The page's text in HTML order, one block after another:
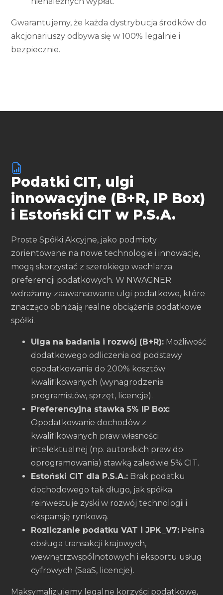
Gwarantujemy, że każda dystrybucja środków do
akcjonariuszy odbywa się w 100% legalnie i
bezpiecznie.
Podatki CIT, ulgi
innowacyjne (B+R, IP Box)
i Estoński CIT w P.S.A.
Proste Spółki Akcyjne, jako podmioty
zorientowane na nowe technologie i innowacje,
mogą skorzystać z szerokiego wachlarza
preferencji podatkowych. W NWAGNER
wdrażamy zaawansowane ulgi podatkowe, które
znacząco obniżają realne obciążenia podatkowe
spółki.
Ulga na badania i rozwój (B+R): Możliwość
dodatkowego odliczenia od podstawy
opodatkowania do 200% kosztów
kwalifikowanych (wynagrodzenia
programistów, sprzęt, licencje).
Preferencyjna stawka 5% IP Box:
Opodatkowanie dochodów z
kwalifikowanych praw własności
intelektualnej (np. autorskich praw do
oprogramowania) stawką zaledwie 5% CIT.
Estoński CIT dla P.S.A.: Brak podatku
dochodowego tak długo, jak spółka
reinwestuje zyski w rozwój technologii i
ekspansję rynkową.
Rozliczanie podatku VAT i JPK_V7: Pełna
obsługa transakcji krajowych,
wewnątrzwspólnotowych i eksportu usług
cyfrowych (SaaS, licencje).
Maksymalizujemy legalne korzyści podatkowe,